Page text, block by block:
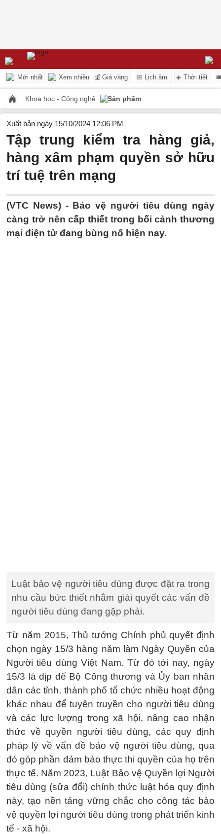
Mới nhất Xem nhiều 💰 Giá vàng 📅 Lịch âm ☀️ Thời tiết
Khoa học - Công nghệ Sản phẩm
Xuất bản ngày 15/10/2024 12:06 PM
Tập trung kiểm tra hàng giả,
hàng xâm phạm quyền sở hữu
trí tuệ trên mạng
(VTC News) - Bảo vệ người tiêu dùng ngày
càng trở nên cấp thiết trong bối cảnh thương
mại điện tử đang bùng nổ hiện nay.
Luật bảo vệ người tiêu dùng được đặt ra trong
nhu cầu bức thiết nhằm giải quyết các vấn đề
người tiêu dùng đang gặp phải.
Từ năm 2015, Thủ tướng Chính phủ quyết định
chọn ngày 15/3 hàng năm làm Ngày Quyền của
Người tiêu dùng Việt Nam. Từ đó tới nay, ngày
15/3 là dịp để Bộ Công thương và Ủy ban nhân
dân các tỉnh, thành phố tổ chức nhiều hoạt động
khác nhau để tuyên truyền cho người tiêu dùng
và các lực lượng trong xã hội, nâng cao nhận
thức về quyền người tiêu dùng, các quy định
pháp lý về vấn đề bảo vệ người tiêu dùng, qua
đó góp phần đảm bảo thực thi quyền của họ trên
thực tế. Năm 2023, Luật Bảo vệ Quyền lợi Người
tiêu dùng (sửa đổi) chính thức luật hóa quy định
này, tạo nền tảng vững chắc cho công tác bảo
vệ quyền lợi người tiêu dùng trong phát triển kinh
tế - xã hội.